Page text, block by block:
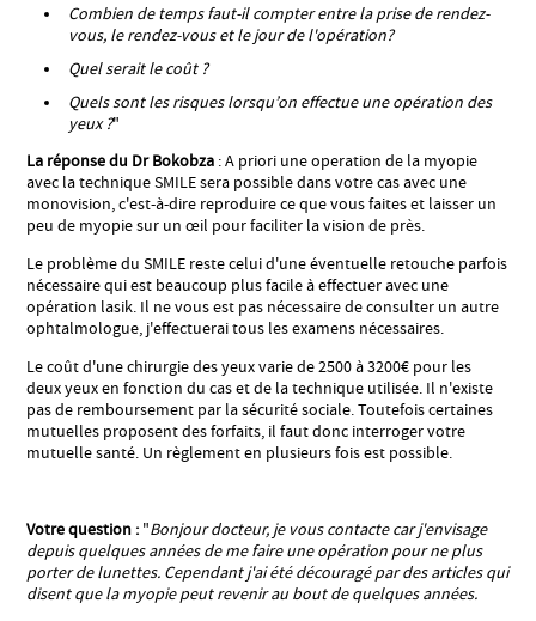
Combien de temps faut-il compter entre la prise de rendez-
vous, le rendez-vous et le jour de l'opération?
Quel serait le coût ?
Quels sont les risques lorsqu’on effectue une opération des
yeux ?"
La réponse du Dr Bokobza : A priori une operation de la myopie
avec la technique SMILE sera possible dans votre cas avec une
monovision, c'est-à-dire reproduire ce que vous faites et laisser un
peu de myopie sur un œil pour faciliter la vision de près.
Le problème du SMILE reste celui d'une éventuelle retouche parfois
nécessaire qui est beaucoup plus facile à effectuer avec une
opération lasik. Il ne vous est pas nécessaire de consulter un autre
ophtalmologue, j'effectuerai tous les examens nécessaires.
Le coût d'une chirurgie des yeux varie de 2500 à 3200€ pour les
deux yeux en fonction du cas et de la technique utilisée. Il n'existe
pas de remboursement par la sécurité sociale. Toutefois certaines
mutuelles proposent des forfaits, il faut donc interroger votre
mutuelle santé. Un règlement en plusieurs fois est possible.
Votre question : "Bonjour docteur, je vous contacte car j'envisage
depuis quelques années de me faire une opération pour ne plus
porter de lunettes. Cependant j'ai été découragé par des articles qui
disent que la myopie peut revenir au bout de quelques années.